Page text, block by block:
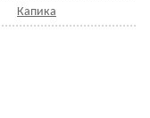
Капика